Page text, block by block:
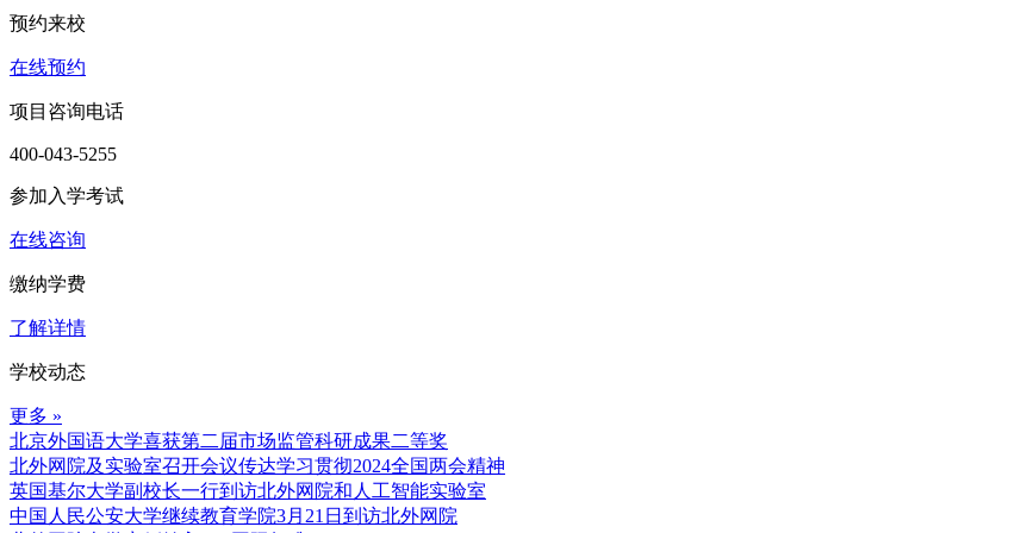
预约来校
在线预约
项目咨询电话
400-043-5255
参加入学考试
在线咨询
缴纳学费
了解详情
学校动态
更多 »
北京外国语大学喜获第二届市场监管科研成果二等奖
北外网院及实验室召开会议传达学习贯彻2024全国两会精神
英国基尔大学副校长一行到访北外网院和人工智能实验室
中国人民公安大学继续教育学院3月21日到访北外网院